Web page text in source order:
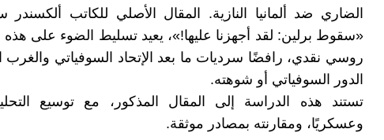
الضاري ضد ألمانيا النازية. المقال الأصلي للكاتب
«سقوط برلين: لقد أجهزنا عليها!»، يعيد تسليط الضوء على
روسي نقدي، رافضًا سرديات ما بعد الإتحاد السوفياتي
الدور السوفياتي أو شوهته.
تستند هذه الدراسة إلى المقال المذكور، مع توسيع
وعسكريًا، ومقارنته بمصادر موثقة.